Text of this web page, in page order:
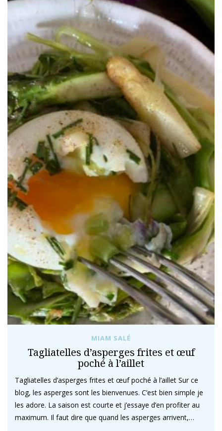
MIAM SALÉ
Tagliatelles d’asperges frites et œuf
poché à l’aillet
Tagliatelles d’asperges frites et œuf poché à l’aillet Sur ce
blog, les asperges sont les bienvenues. C’est bien simple je
les adore. La saison est courte et j’essaye d’en profiter au
maximum. Il faut dire que quand les asperges arrivent,…